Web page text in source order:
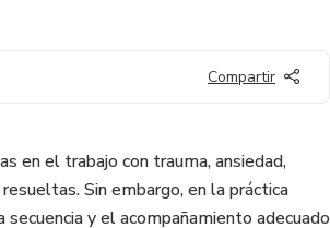
Compartir
en el trabajo con trauma, ansiedad,
Sin embargo, en la práctica
y el acompañamiento adecuado